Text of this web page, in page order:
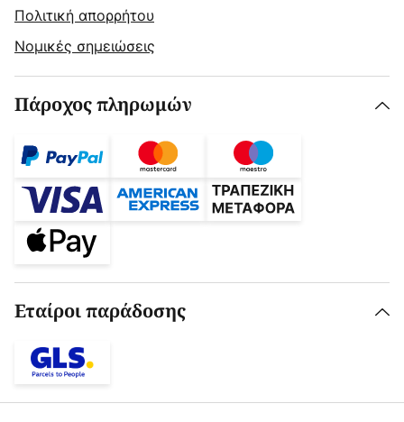
Πολιτική απορρήτου
Νομικές σημειώσεις
Πάροχος πληρωμών
Εταίροι παράδοσης